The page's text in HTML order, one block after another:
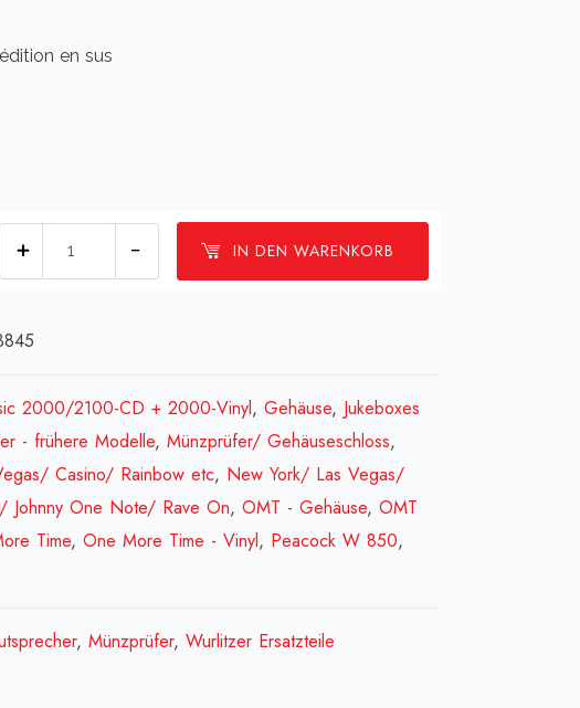
en sus
IN DEN WARENKORB
mit
1
Schlüssel[:en]Lock
cabinet
WUA-
1
2000/2100-CD + 2000-Vinyl, Gehäuse, Jukeboxes
- frühere Modelle, Münzprüfer/ Gehäuseschloss,
Casino/ Rainbow etc, New York/ Las Vegas/
Johnny One Note/ Rave On, OMT - Gehäuse, OMT
Time, One More Time - Vinyl, Peacock W 850,
, Münzprüfer, Wurlitzer Ersatzteile